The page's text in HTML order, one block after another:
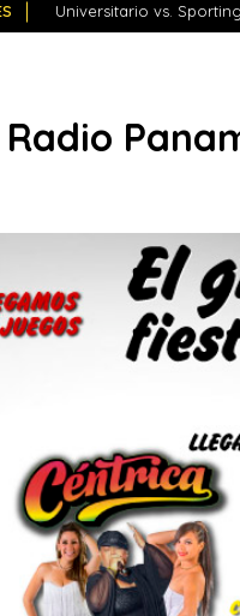
Universitario vs.
Radio